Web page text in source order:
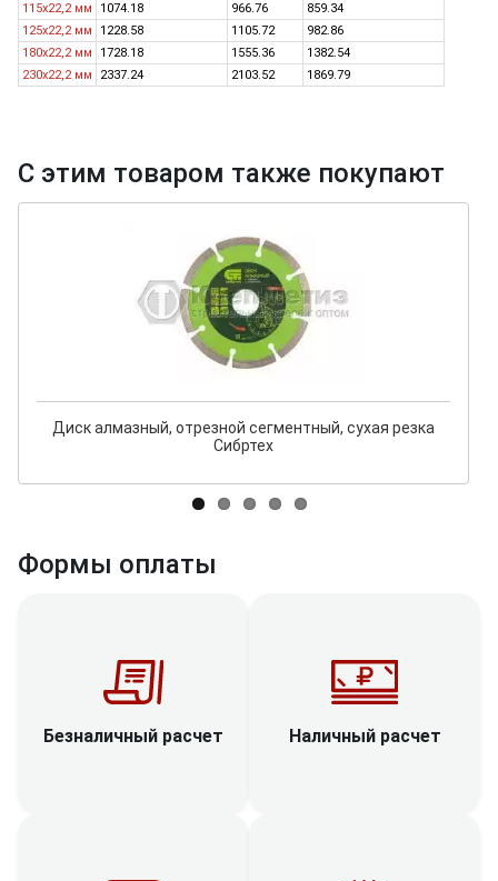
115х22,2 мм
1074.18 966.76
859.34
125х22,2 мм
1228.58 1105.72
982.86
180х22,2 мм
1728.18 1555.36
1382.54
230х22,2 мм
2337.24 2103.52 1869.79
С этим товаром также покупают
Диск алмазный, отрезной сегментный, сухая резка
Сибртех
Формы оплаты
Безналичный расчет Наличный расчет